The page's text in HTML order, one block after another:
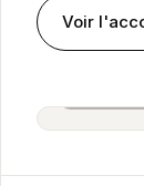
Voir